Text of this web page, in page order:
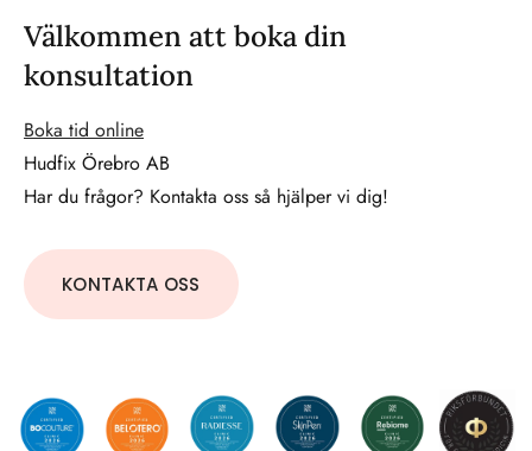
Välkommen att boka din
konsultation
Boka tid online
Hudfix Örebro AB
Har du frågor? Kontakta oss så hjälper vi dig!
KONTAKTA OSS